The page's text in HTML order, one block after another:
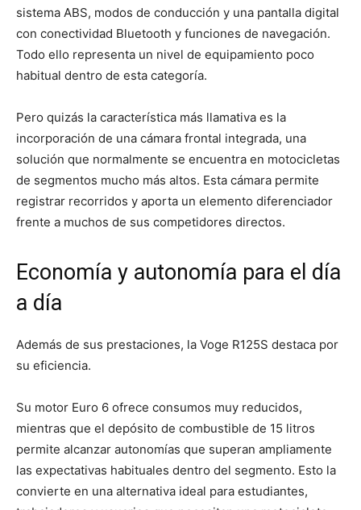
sistema ABS, modos de conducción y una pantalla digital
con conectividad Bluetooth y funciones de navegación.
Todo ello representa un nivel de equipamiento poco
habitual dentro de esta categoría.
Pero quizás la característica más llamativa es la
incorporación de una cámara frontal integrada, una
solución que normalmente se encuentra en motocicletas
de segmentos mucho más altos. Esta cámara permite
registrar recorridos y aporta un elemento diferenciador
frente a muchos de sus competidores directos.
Economía y autonomía para el día
a día
Además de sus prestaciones, la Voge R125S destaca por
su eficiencia.
Su motor Euro 6 ofrece consumos muy reducidos,
mientras que el depósito de combustible de 15 litros
permite alcanzar autonomías que superan ampliamente
las expectativas habituales dentro del segmento. Esto la
convierte en una alternativa ideal para estudiantes,